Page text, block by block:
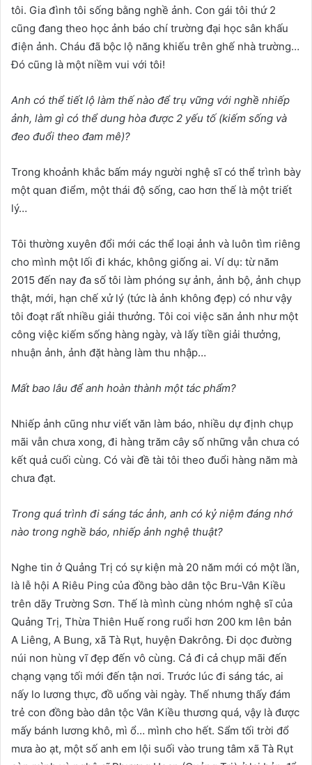
tôi. Gia đình tôi sống bằng nghề ảnh. Con gái tôi thứ 2
cũng đang theo học ảnh báo chí trường đại học sân khấu
điện ảnh. Cháu đã bộc lộ năng khiếu trên ghế nhà trường…
Đó cũng là một niềm vui với tôi!
Anh có thể tiết lộ làm thế nào để trụ vững với nghề nhiếp
ảnh, làm gì có thể dung hòa được 2 yếu tố (kiếm sống và
đeo đuổi theo đam mê)?
Trong khoảnh khắc bấm máy người nghệ sĩ có thể trình bày
một quan điểm, một thái độ sống, cao hơn thế là một triết
lý…
Tôi thường xuyên đổi mới các thể loại ảnh và luôn tìm riêng
cho mình một lối đi khác, không giống ai. Ví dụ: từ năm
2015 đến nay đa số tôi làm phóng sự ảnh, ảnh bộ, ảnh chụp
thật, mới, hạn chế xử lý (tức là ảnh không đẹp) có như vậy
tôi đoạt rất nhiều giải thưởng. Tôi coi việc săn ảnh như một
công việc kiếm sống hàng ngày, và lấy tiền giải thưởng,
nhuận ảnh, ảnh đặt hàng làm thu nhập…
Mấtbao lâu để anh hoàn thành một tác phẩm?
Nhiếp ảnh cũng như viết văn làm báo, nhiều dự định chụp
mãi vẫn chưa xong, đi hàng trăm cây số những vẫn chưa có
kết quả cuối cùng. Có vài đề tài tôi theo đuổi hàng năm mà
chưa đạt.
Trong quá trình đi sáng tác ảnh, anh có kỷ niệm đáng nhớ
nào trong nghề báo, nhiếp ảnh nghệ thuật?
Nghe tin ở Quảng Trị có sự kiện mà 20 năm mới có một lần,
là lễ hội A Riêu Ping của đồng bào dân tộc Bru-Vân Kiều
trên dãy Trường Sơn. Thế là mình cùng nhóm nghệ sĩ của
Quảng Trị, Thừa Thiên Huế rong ruổi hơn 200 km lên bản
A Liêng, A Bung, xã Tà Rụt, huyện Đakrông. Đi dọc đường
núi non hùng vĩ đẹp đến vô cùng. Cả đi cả chụp mãi đến
chạng vạng tối mới đến tận nơi. Trước lúc đi sáng tác, ai
nấy lo lương thực, đồ uống vài ngày. Thế nhưng thấy đám
trẻ con đồng bào dân tộc Vân Kiều thương quá, vậy là được
mấy bánh lương khô, mì ổ… mình cho hết. Sẩm tối trời đổ
mưa ào ạt, một số anh em lội suối vào trung tâm xã Tà Rụt